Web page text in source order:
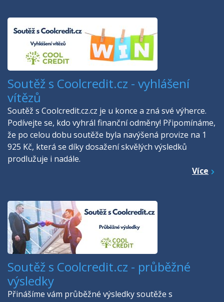
Soutěž s Coolcredit.cz - vyhlášení
vítězů
Soutěž s Coolcredit.cz.cz je u konce a zná své výherce.
Podívejte se, kdo vyhrál finanční odměny! Připomínáme,
že po celou dobu soutěže byla navýšená provize na 1
925 Kč, která se díky dosažení skvělých výsledků
prodlužuje i nadále.
Více
Soutěž s Coolcredit.cz - průběžné
výsledky
Přinášíme vám průběžné výsledky soutěže s